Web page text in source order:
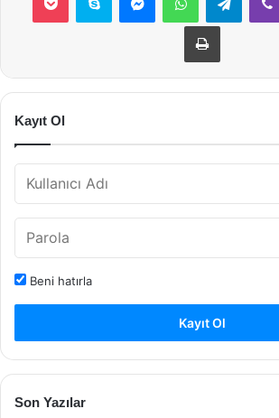
Yazdır
Kayıt Ol
Beni hatırla
Kayıt Ol
Son Yazılar